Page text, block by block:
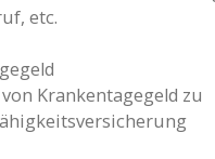
etc.
Krankentagegeld zu